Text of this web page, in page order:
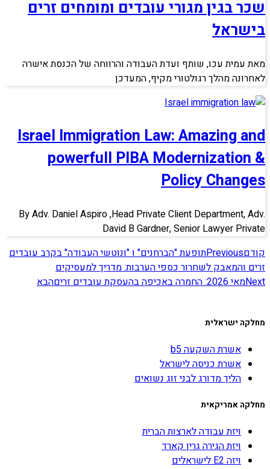
שכר בגין מגורי עובדים ומומחים זרים
בישראל
מאת עמית עכו, שותף ועדת העבודה והרווחה של הכנסת אישרה
לאחרונה מהלך רגולטורי מקיף, המעדכן
Israel Immigration Law: Amazing and
powerfull PIBA Modernization &
Policy Changes
By Adv. Daniel Aspiro ,Head Private Client Department, Adv.
David B Gardner, Senior Lawyer Private
קודםPreviousתופעת "הברחנים" ו "ונוטשי העבודה" בקרב עובדים
זרים והמאבק לשחרור כספי הערבות: מדריך למעסיקים
Nextמאי 2026: החמרה באכיפה בהעסקת עובדים זרים הבא
מחלקה ישראלית
אשרת השקעה b5
אשרת כניסה לישראל
הליך מדורג לבני זוג נשואים
מחלקה אמריקאית
ויזת עבודה לארצות הברית
ויזת הגירה גרין קארד
ויזה E2 לישראלים